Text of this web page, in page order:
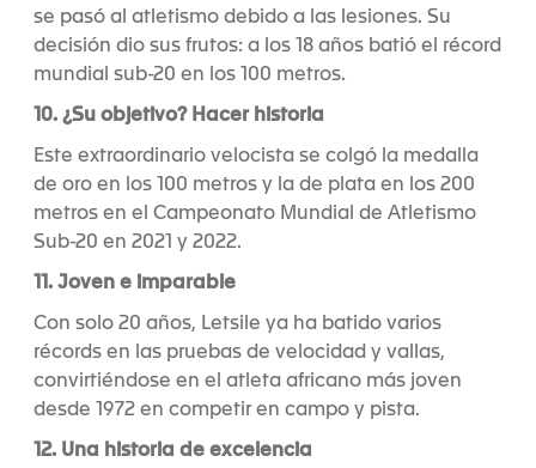
se pasó al atletismo debido a las lesiones. Su
decisión dio sus frutos: a los 18 años batió el récord
mundial sub-20 en los 100 metros.
10. ¿Su objetivo? Hacer historia
Este extraordinario velocista se colgó la medalla
de oro en los 100 metros y la de plata en los 200
metros en el Campeonato Mundial de Atletismo
Sub-20 en 2021 y 2022.
11. Joven e imparable
Con solo 20 años, Letsile ya ha batido varios
récords en las pruebas de velocidad y vallas,
convirtiéndose en el atleta africano más joven
desde 1972 en competir en campo y pista.
12. Una historia de excelencia